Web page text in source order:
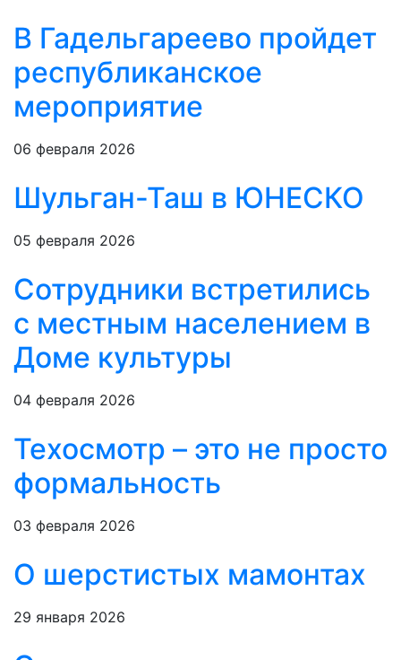
В Гадельгареево пройдет
республиканское
мероприятие
06 февраля 2026
Шульган-Таш в ЮНЕСКО
05 февраля 2026
Сотрудники встретились
с местным населением в
Доме культуры
04 февраля 2026
Техосмотр – это не просто
формальность
03 февраля 2026
О шерстистых мамонтах
29 января 2026